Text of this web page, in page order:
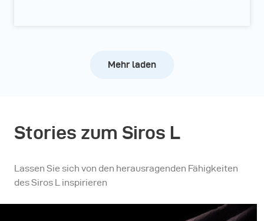
Mehr laden
Stories zum Siros L
Lassen Sie sich von den herausragenden Fähigkeiten
des Siros L inspirieren